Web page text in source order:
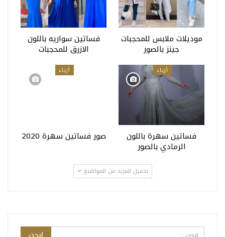
موديلات ملابس للمحجبات
جينز بالصور
فساتين سواريه باللون
الازرق للمحجبات
أزياء
فساتين سهرة باللون
الرمادي بالصور
أزياء
صور فساتين سهرة 2020
تحميل المزيد من المواضيع